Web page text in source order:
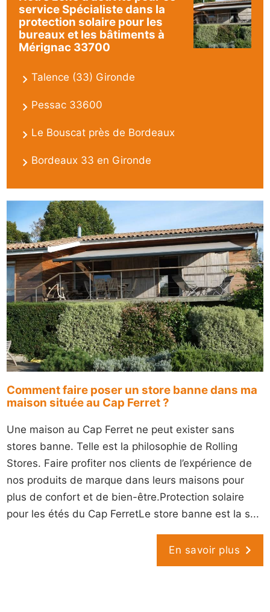
service Spécialiste dans la
protection solaire pour les
bureaux et les bâtiments à
Mérignac 33700
Talence (33) Gironde
Pessac 33600
Le Bouscat près de Bordeaux
Bordeaux 33 en Gironde
Comment faire poser un store banne dans ma
maison située au Cap Ferret ?
Une maison au Cap Ferret ne peut exister sans
stores banne. Telle est la philosophie de Rolling
Stores. Faire profiter nos clients de l’expérience de
nos produits de marque dans leurs maisons pour
plus de confort et de bien-être.Protection solaire
pour les étés du Cap FerretLe store banne est la s...
En savoir plus